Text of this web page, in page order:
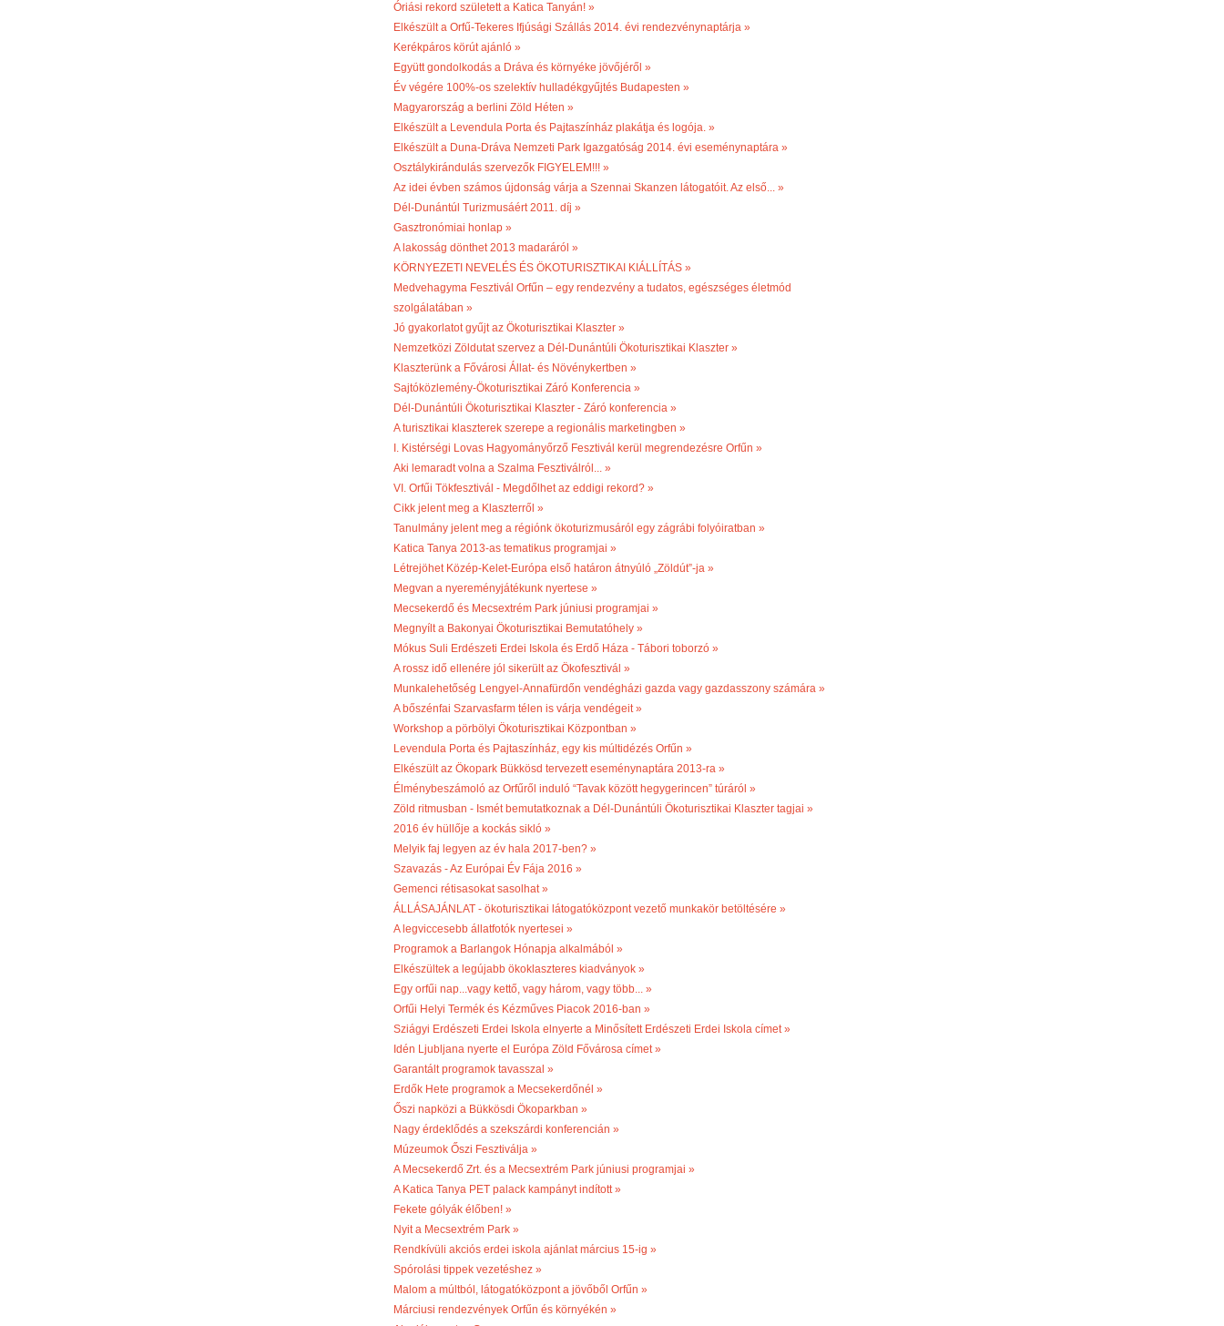
Óriási rekord született a Katica Tanyán! »
Elkészült a Orfű-Tekeres Ifjúsági Szállás 2014. évi rendezvénynaptárja »
Kerékpáros körút ajánló »
Együtt gondolkodás a Dráva és környéke jövőjéről »
Év végére 100%-os szelektív hulladékgyűjtés Budapesten »
Magyarország a berlini Zöld Héten »
Elkészült a Levendula Porta és Pajtaszínház plakátja és logója. »
Elkészült a Duna-Dráva Nemzeti Park Igazgatóság 2014. évi eseménynaptára »
Osztálykirándulás szervezők FIGYELEM!!! »
Az idei évben számos újdonság várja a Szennai Skanzen látogatóit. Az első... »
Dél-Dunántúl Turizmusáért 2011. díj »
Gasztronómiai honlap »
A lakosság dönthet 2013 madaráról »
KÖRNYEZETI NEVELÉS ÉS ÖKOTURISZTIKAI KIÁLLÍTÁS »
Medvehagyma Fesztivál Orfűn – egy rendezvény a tudatos, egészséges életmód
szolgálatában »
Jó gyakorlatot gyűjt az Ökoturisztikai Klaszter »
Nemzetközi Zöldutat szervez a Dél-Dunántúli Ökoturisztikai Klaszter »
Klaszterünk a Fővárosi Állat- és Növénykertben »
Sajtóközlemény-Ökoturisztikai Záró Konferencia »
Dél-Dunántúli Ökoturisztikai Klaszter - Záró konferencia »
A turisztikai klaszterek szerepe a regionális marketingben »
I. Kistérségi Lovas Hagyományőrző Fesztivál kerül megrendezésre Orfűn »
Aki lemaradt volna a Szalma Fesztiválról... »
VI. Orfűi Tökfesztivál - Megdőlhet az eddigi rekord? »
Cikk jelent meg a Klaszterről »
Tanulmány jelent meg a régiónk ökoturizmusáról egy zágrábi folyóiratban »
Katica Tanya 2013-as tematikus programjai »
Létrejöhet Közép-Kelet-Európa első határon átnyúló „Zöldút”-ja »
Megvan a nyereményjátékunk nyertese »
Mecsekerdő és Mecsextrém Park júniusi programjai »
Megnyílt a Bakonyai Ökoturisztikai Bemutatóhely »
Mókus Suli Erdészeti Erdei Iskola és Erdő Háza - Tábori toborzó »
A rossz idő ellenére jól sikerült az Ökofesztivál »
Munkalehetőség Lengyel-Annafürdőn vendégházi gazda vagy gazdasszony számára »
A bőszénfai Szarvasfarm télen is várja vendégeit »
Workshop a pörbölyi Ökoturisztikai Központban »
Levendula Porta és Pajtaszínház, egy kis múltidézés Orfűn »
Elkészült az Ökopark Bükkösd tervezett eseménynaptára 2013-ra »
Élménybeszámoló az Orfűről induló “Tavak között hegygerincen” túráról »
Zöld ritmusban - Ismét bemutatkoznak a Dél-Dunántúli Ökoturisztikai Klaszter tagjai »
2016 év hüllője a kockás sikló »
Melyik faj legyen az év hala 2017-ben? »
Szavazás - Az Európai Év Fája 2016 »
Gemenci rétisasokat sasolhat »
ÁLLÁSAJÁNLAT - ökoturisztikai látogatóközpont vezető munkakör betöltésére »
A legviccesebb állatfotók nyertesei »
Programok a Barlangok Hónapja alkalmából »
Elkészültek a legújabb ökoklaszteres kiadványok »
Egy orfűi nap...vagy kettő, vagy három, vagy több... »
Orfűi Helyi Termék és Kézműves Piacok 2016-ban »
Sziágyi Erdészeti Erdei Iskola elnyerte a Minősített Erdészeti Erdei Iskola címet »
Idén Ljubljana nyerte el Európa Zöld Fővárosa címet »
Garantált programok tavasszal »
Erdők Hete programok a Mecsekerdőnél »
Őszi napközi a Bükkösdi Ökoparkban »
Nagy érdeklődés a szekszárdi konferencián »
Múzeumok Őszi Fesztiválja »
A Mecsekerdő Zrt. és a Mecsextrém Park júniusi programjai »
A Katica Tanya PET palack kampányt indított »
Fekete gólyák élőben! »
Nyit a Mecsextrém Park »
Rendkívüli akciós erdei iskola ajánlat március 15-ig »
Spórolási tippek vezetéshez »
Malom a múltból, látogatóközpont a jövőből Orfűn »
Márciusi rendezvények Orfűn és környékén »